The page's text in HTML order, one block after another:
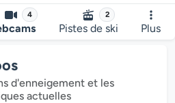
4 2
Pistes de ski Plus
d'enneigement et les
actuelles